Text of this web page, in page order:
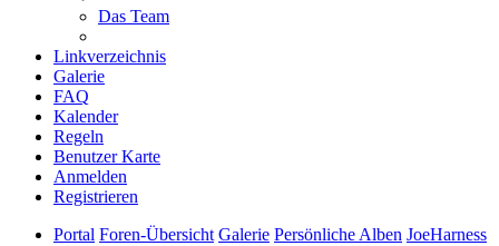
Das Team
Linkverzeichnis
Galerie
FAQ
Kalender
Regeln
Benutzer Karte
Anmelden
Registrieren
Portal Foren-Übersicht Galerie Persönliche Alben JoeHarness